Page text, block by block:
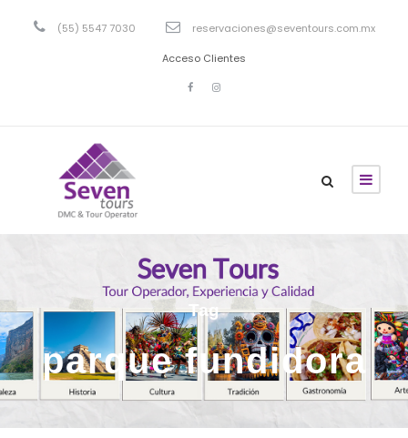
(55) 5547 7030 reservaciones@seventours.com.mx
Acceso Clientes
Tag
parque fundidora